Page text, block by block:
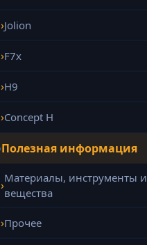
Jolion
F7x
H9
Concept H
Полезная информация
Материалы, инструменты и
вещества
Прочее